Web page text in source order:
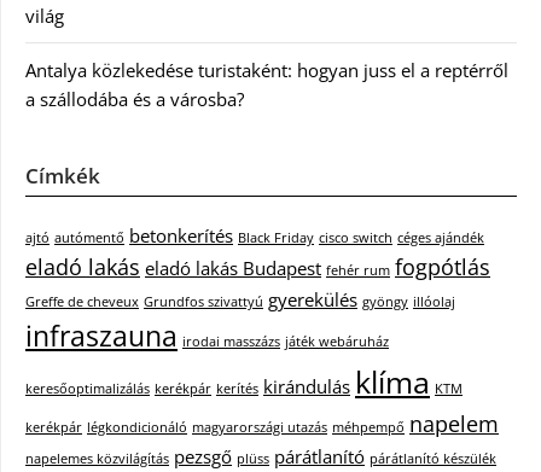
világ
Antalya közlekedése turistaként: hogyan juss el a reptérről
a szállodába és a városba?
Címkék
ajtó autómentő betonkerítés Black Friday cisco switch céges ajándék
eladó lakás eladó lakás Budapest fehér rum fogpótlás
Greffe de cheveux Grundfos szivattyú gyerekülés gyöngy illóolaj
infraszauna irodai masszázs játék webáruház
keresőoptimalizálás kerékpár kerítés kirándulás klíma KTM
kerékpár légkondicionáló magyarországi utazás méhpempő napelem
napelemes közvilágítás pezsgő plüss párátlanító párátlanító készülék